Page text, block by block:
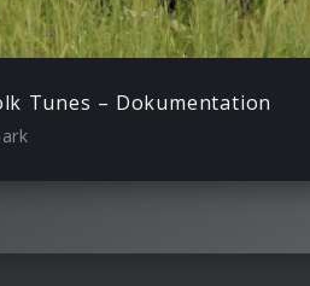
Tunes – Dokumentation